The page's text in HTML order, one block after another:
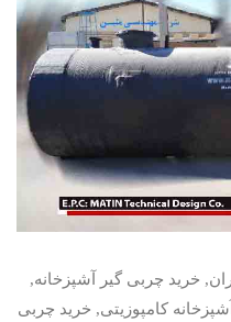
خرید چربی گیر آشپزخانه,
کامپوزیتی, خرید چربی